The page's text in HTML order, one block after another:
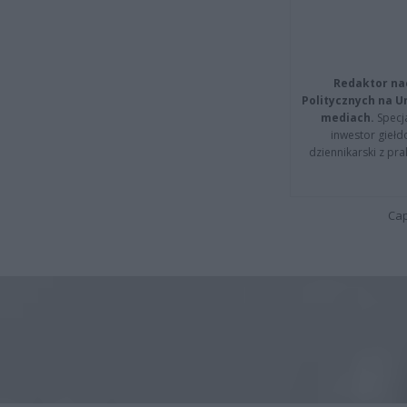
Redaktor
Politycznych na
mediach.
inwestor
dziennikarski z